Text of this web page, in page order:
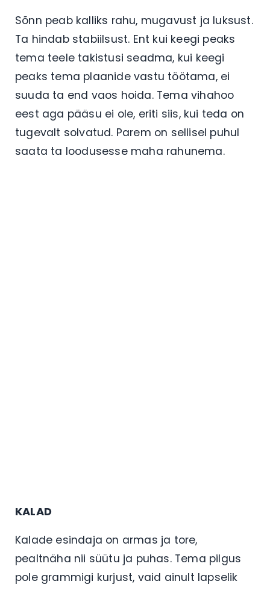
Sõnn peab kalliks rahu, mugavust ja luksust.
Ta hindab stabiilsust. Ent kui keegi peaks
tema teele takistusi seadma, kui keegi
peaks tema plaanide vastu töötama, ei
suuda ta end vaos hoida. Tema vihahoo
eest aga pääsu ei ole, eriti siis, kui teda on
tugevalt solvatud. Parem on sellisel puhul
saata ta loodusesse maha rahunema.
KALAD
Kalade esindaja on armas ja tore,
pealtnäha nii süütu ja puhas. Tema pilgus
pole grammigi kurjust, vaid ainult lapselik